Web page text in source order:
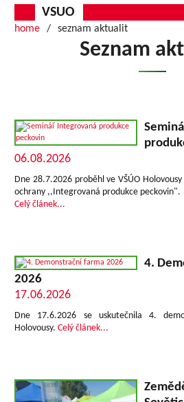
VSUO
home seznam aktualit
Seznam
06.08.2026
Dne 28.7.2026 proběhl ve VŠÚO
ochrany ,,Integrovaná produkce peckovin".
Celý článek...
4.
2026
17.06.2026
Dne 17.6.2026 se uskutečnila 4.
Holovousy.Celý článek...